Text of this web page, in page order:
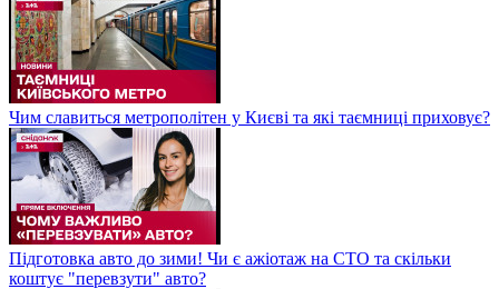
Чим славиться метрополітен у Києві та які таємниці приховує?
Підготовка авто до зими! Чи є ажіотаж на СТО та скільки
коштує "перевзути" авто?